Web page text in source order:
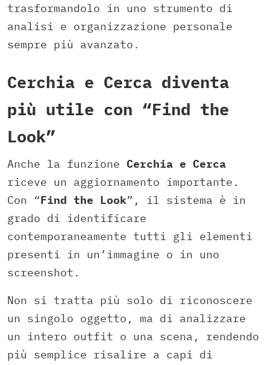
trasformandolo in uno strumento di
analisi e organizzazione personale
sempre più avanzato.
Cerchia e Cerca diventa
più utile con “Find the
Look”
Anche la funzione Cerchia e Cerca
riceve un aggiornamento importante.
Con “Find the Look”, il sistema è in
grado di identificare
contemporaneamente tutti gli elementi
presenti in un’immagine o in uno
screenshot.
Non si tratta più solo di riconoscere
un singolo oggetto, ma di analizzare
un intero outfit o una scena, rendendo
più semplice risalire a capi di